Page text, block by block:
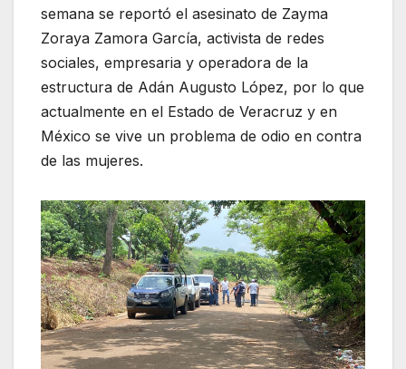
semana se reportó el asesinato de Zayma
Zoraya Zamora García, activista de redes
sociales, empresaria y operadora de la
estructura de Adán Augusto López, por lo que
actualmente en el Estado de Veracruz y en
México se vive un problema de odio en contra
de las mujeres.